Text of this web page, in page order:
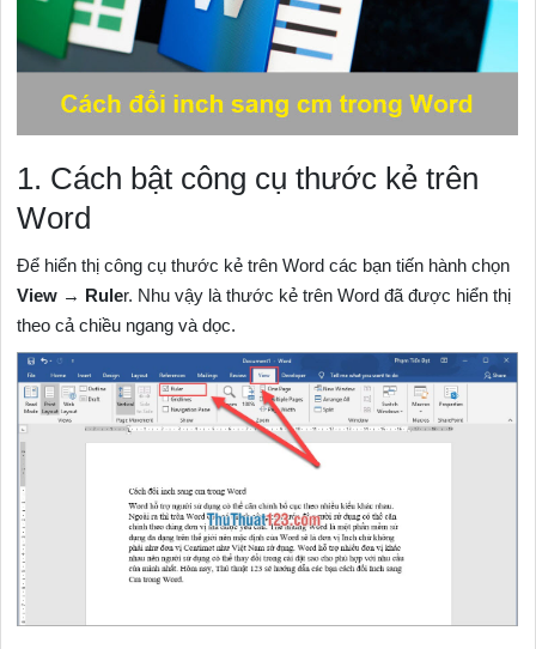
1. Cách bật công cụ thước kẻ trên
Word
Để hiển thị công cụ thước kẻ trên Word các bạn tiến hành chọn
View → Ruler. Nhu vậy là thước kẻ trên Word đã được hiển thị
theo cả chiều ngang và dọc.